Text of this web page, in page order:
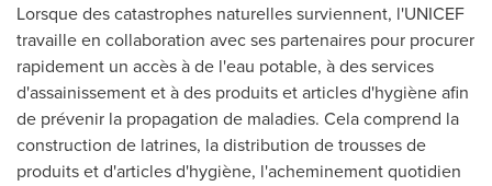
Lorsque des catastrophes naturelles surviennent, l'UNICEF
travaille en collaboration avec ses partenaires pour procurer
rapidement un accès à de l'eau potable, à des services
d'assainissement et à des produits et articles d'hygiène afin
de prévenir la propagation de maladies. Cela comprend la
construction de latrines, la distribution de trousses de
produits et d'articles d'hygiène, l'acheminement quotidien